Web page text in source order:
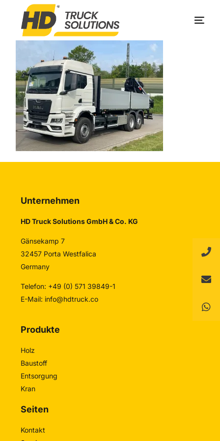
Unternehmen
HD Truck Solutions GmbH & Co. KG
Gänsekamp 7
32457 Porta Westfalica
Germany
Telefon: +49 (0) 571 39849-1
E-Mail: info@hdtruck.co
Produkte
Holz
Baustoff
Entsorgung
Kran
Seiten
Kontakt
Produkte
Unternehmen
Service
Kontakt